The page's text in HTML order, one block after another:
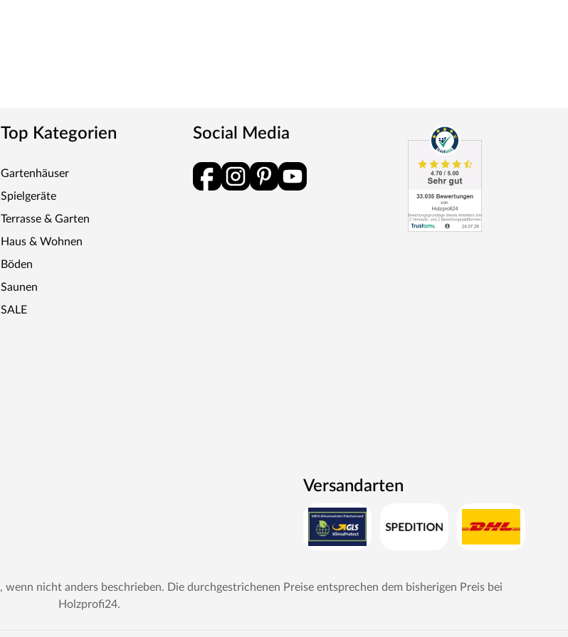
Top Kategorien
Gartenhäuser
Spielgeräte
Terrasse & Garten
Haus & Wohnen
Böden
Saunen
SALE
Social Media
Versandarten
, wenn nicht anders beschrieben. Die durchgestrichenen Preise entsprechen dem bisherigen Preis bei
Holzprofi24.